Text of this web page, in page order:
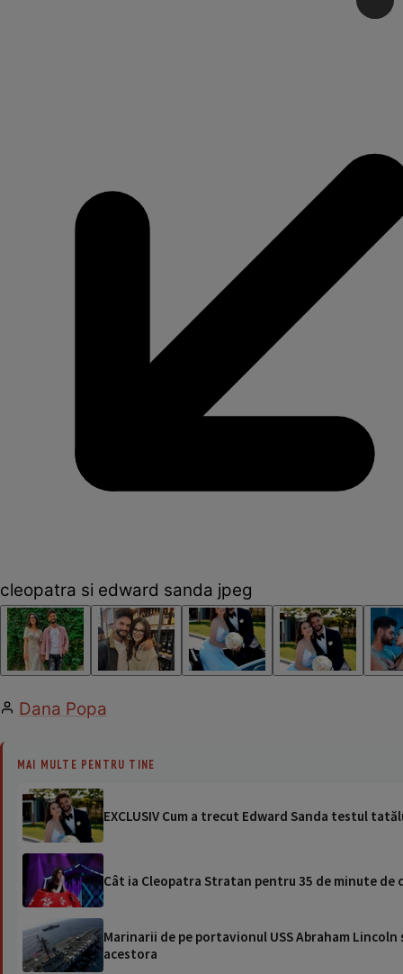
cleopatra si edward sanda jpeg
Dana Popa
MAI MULTE PENTRU TINE
EXCLUSIV Cum a trecut Edward Sanda testul
Cât ia Cleopatra Stratan pentru 35 de minute
Marinarii de pe portavionul USS Abraham
acestora